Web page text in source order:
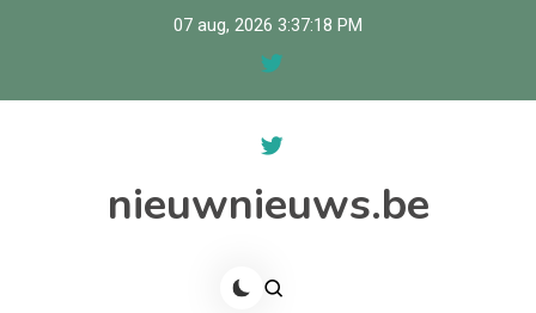
07 aug, 2026 3:37:18 PM
nieuwnieuws.be